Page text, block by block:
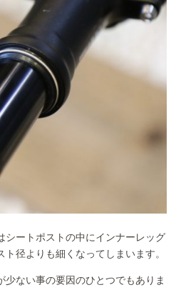
シートポストの中にインナーレッグ
径よりも細くなってしまいます。
少ない事の要因のひとつでもありま